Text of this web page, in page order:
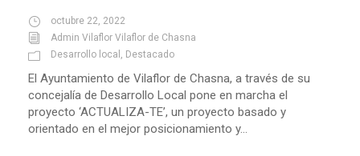
octubre 22, 2022
Admin Vilaflor Vilaflor de Chasna
Desarrollo local
Destacado
El Ayuntamiento de Vilaflor de Chasna, a través de su
concejalía de Desarrollo Local pone en marcha el
proyecto ‘ACTUALIZA-TE’, un proyecto basado y
orientado en el mejor posicionamiento y...